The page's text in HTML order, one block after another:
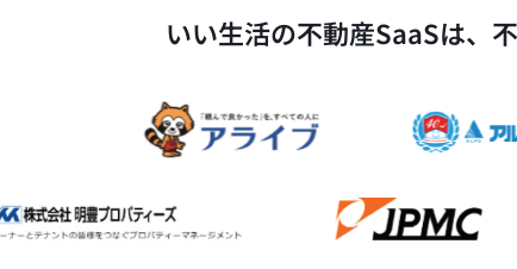
いい生活の不動産SaaSは、